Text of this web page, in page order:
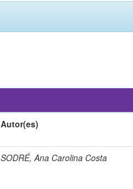
Autor(es)
SODRÉ, Ana Carolina Costa